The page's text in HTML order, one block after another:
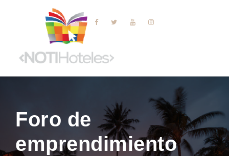
Foro de
emprendimiento